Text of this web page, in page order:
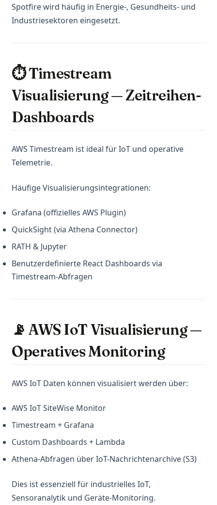
Spotfire wird häufig in Energie-, Gesundheits- und
Industriesektoren eingesetzt.
⏱️ Timestream
Visualisierung — Zeitreihen-
Dashboards
AWS Timestream ist ideal für IoT und operative
Telemetrie.
Häufige Visualisierungsintegrationen:
Grafana (offizielles AWS Plugin)
QuickSight (via Athena Connector)
RATH & Jupyter
Benutzerdefinierte React Dashboards via
Timestream-Abfragen
📡 AWS IoT Visualisierung —
Operatives Monitoring
AWS IoT Daten können visualisiert werden über:
AWS IoT SiteWise Monitor
Timestream + Grafana
Custom Dashboards + Lambda
Athena-Abfragen über IoT-Nachrichtenarchive (S3)
Dies ist essenziell für industrielles IoT,
Sensoranalytik und Geräte-Monitoring.